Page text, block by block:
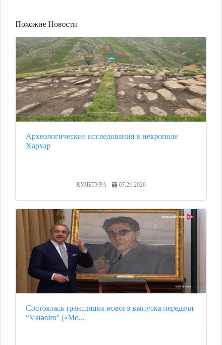
Похожие Новости
Археологические исследования в некрополе
Хархар
КУЛЬТУРА 07.21.2026
Состоялась трансляция нового выпуска передачи
“Vətənim” («Мо...